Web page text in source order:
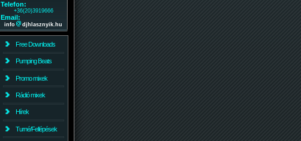
Telefon:
+36(20)3919666
Email:
info djhlasznyik.hu
Free Downloads
Pumping Beats
Promo mixek
Rádió mixek
Hírek
Turné/Fellépések